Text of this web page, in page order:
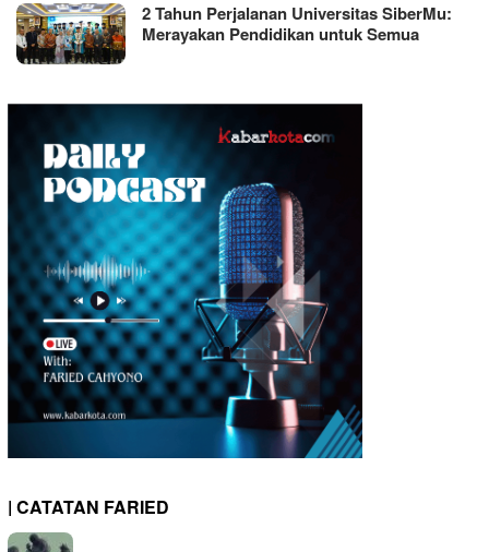
2 Tahun Perjalanan Universitas SiberMu:
Merayakan Pendidikan untuk Semua
| CATATAN FARIED